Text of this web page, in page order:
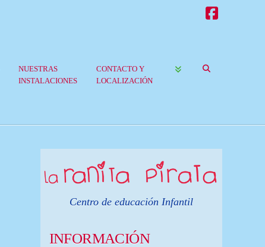
NUESTRAS
INSTALACIONES
CONTACTO Y
LOCALIZACIÓN
Centro de educación Infantil
INFORMACIÓN